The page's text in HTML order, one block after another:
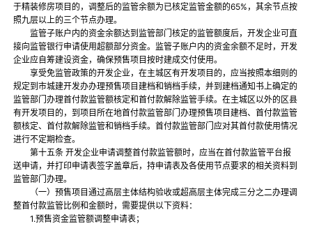
于精装修房项目的，调整后的监管余额为已核定监管金额的65%，其余节点按
照九层以上的三个节点办理。
监管子账户内的资金余额达到监管部门核定的监管额度后，开发企业可直
接向监管银行申请使用超额部分资金。监管子账户内的资金余额不足时，开发
企业应自筹建设资金，确保预售项目按时建成交付使用。
享受免监管政策的开发企业，在主城区有开发项目的，应当按照本细则的
规定到市城建开发办办理预售项目建档和销档手续，并到建档通知书上确定的
监管部门办理首付款监管额核定和首付款解除监管手续。在主城区以外的区县
有开发项目的，到项目所在地首付款监管部门办理预售项目建档、首付款监管
额核定、首付款解除监管和销档手续。首付款监管部门应对其首付款使用情况
进行不定期检查。
第十五条 开发企业申请调整首付款监管额时，应当在首付款监管平台报
送申请，并打印申请表签字盖章后，持申请表及各使用节点要求的相关资料到
监管部门办理。
（一）预售项目通过高层主体结构验收或超高层主体完成三分之二办理调
整首付款监管比例和金额时，需要提供以下资料：
1.预售资金监管额调整申请表；